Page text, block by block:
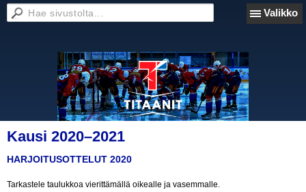
Valikko
Kausi 2020–2021
HARJOITUSOTTELUT 2020
Tarkastele taulukkoa vierittämällä oikealle ja vasemmalle.